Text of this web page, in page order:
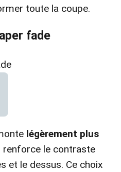
toute la coupe.
fade
légèrement plus
renforce le contraste
et le dessus. Ce choix